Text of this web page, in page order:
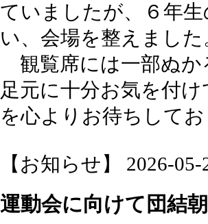
ていましたが、６年
い、会場を整えました
観覧席には一部ぬか
足元に十分お気を付
を心よりお待ちして
【お知らせ】 2026-
運動会に向けて団結